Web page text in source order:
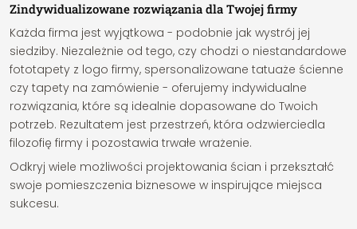
Zindywidualizowane rozwiązania dla Twojej firmy
Każda firma jest wyjątkowa - podobnie jak wystrój jej
siedziby. Niezależnie od tego, czy chodzi o niestandardowe
fototapety z logo firmy, spersonalizowane tatuaże ścienne
czy tapety na zamówienie - oferujemy indywidualne
rozwiązania, które są idealnie dopasowane do Twoich
potrzeb. Rezultatem jest przestrzeń, która odzwierciedla
filozofię firmy i pozostawia trwałe wrażenie.
Odkryj wiele możliwości projektowania ścian i przekształć
swoje pomieszczenia biznesowe w inspirujące miejsca
sukcesu.